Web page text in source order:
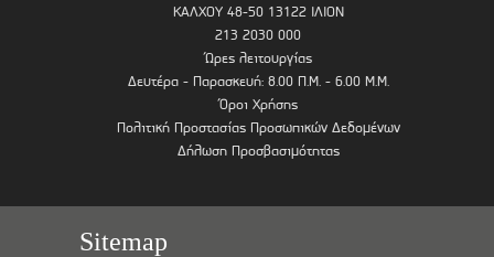
ΚΑΛΧΟΥ 48-50 13122 ΙΛΙΟΝ
213 2030 000
Ώρες λειτουργίας
Δευτέρα - Παρασκευή: 8.00 Π.Μ. - 6.00 Μ.Μ.
Όροι Χρήσης
Πολιτική Προστασίας Προσωπικών Δεδομένων
Δήλωση Προσβασιμότητας
Sitemap